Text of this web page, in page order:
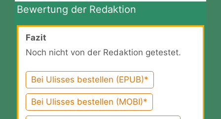
Bewertung der Redaktion
Fazit
Noch nicht von der Redaktion getestet.
Bei Ulisses bestellen (EPUB)*
Bei Ulisses bestellen (MOBI)*